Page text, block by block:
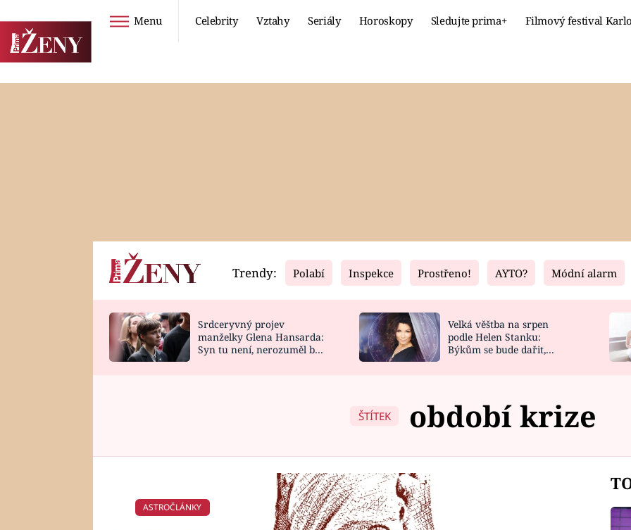
Menu Celebrity Vztahy Seriály Horoskopy Sledujte prima+ Filmový festival
Horoskopy
HOROSKOP NA
Video
CELEBRITY
VAŘENÍ
Fresh
NOVINKY
VIDEORECEPTY
Living
DESIGN
Trendy: Polabí Inspekce Prostřeno! AYTO? Módní alarm
Srdceryvný projev
manželky Glena Hansarda:
Syn tu není, nerozuměl by
Velká věštba na srpen
podle Helen Stanku:
Býkům se bude dařit,
ŠTÍTEK období krize
ASTROČLÁNKY